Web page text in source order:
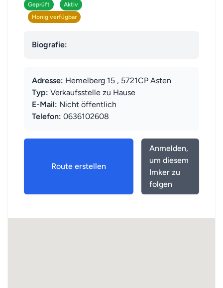
Geprüft
Aktiv
Honig verfügbar
Biografie:
Adresse: Hemelberg 15 , 5721CP Asten
Typ: Verkaufsstelle zu Hause
E-Mail: Nicht öffentlich
Telefon: 0636102608
Route erstellen
Anmelden,
um diesem
Imker zu
folgen